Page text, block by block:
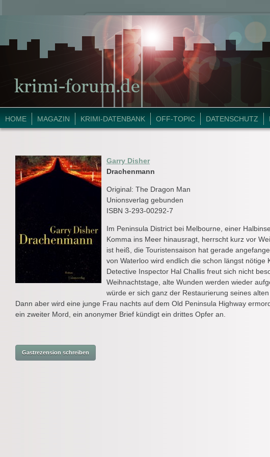
HOME MAGAZIN KRIMI-DATENBANK OFF-TOPIC DATENSCHUTZ
Garry Disher
Drachenmann
Original: The Dragon Man
Unionsverlag gebunden
ISBN 3-293-00292-7
Im Peninsula District bei Melbourne, einer
Komma ins Meer hinausragt, herrscht kurz vor
ist heiß, die Touristensaison hat gerade
von Waterloo wird endlich die schon längst nötige
Detective Inspector Hal Challis freut sich nicht
Weihnachtstage, alte Wunden werden wieder
würde er sich ganz der Restaurierung seines alten
Dann aber wird eine junge Frau nachts auf dem Old Peninsula Highway
ein zweiter Mord, ein anonymer Brief kündigt ein drittes Opfer an.